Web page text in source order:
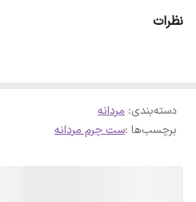
www.instagram.com/‌kooroshcharm
✅ استعلام قیمت:
@forooshonline1
ابعاد مناسب، فضای بسیار زیادی برای
جاکلیدی یراق اعلا:
روان است که دوام بالایی در استفاده
نظرات
دسته‌بندی: مردانه
برچسب‌ها :ست چرم مردانه